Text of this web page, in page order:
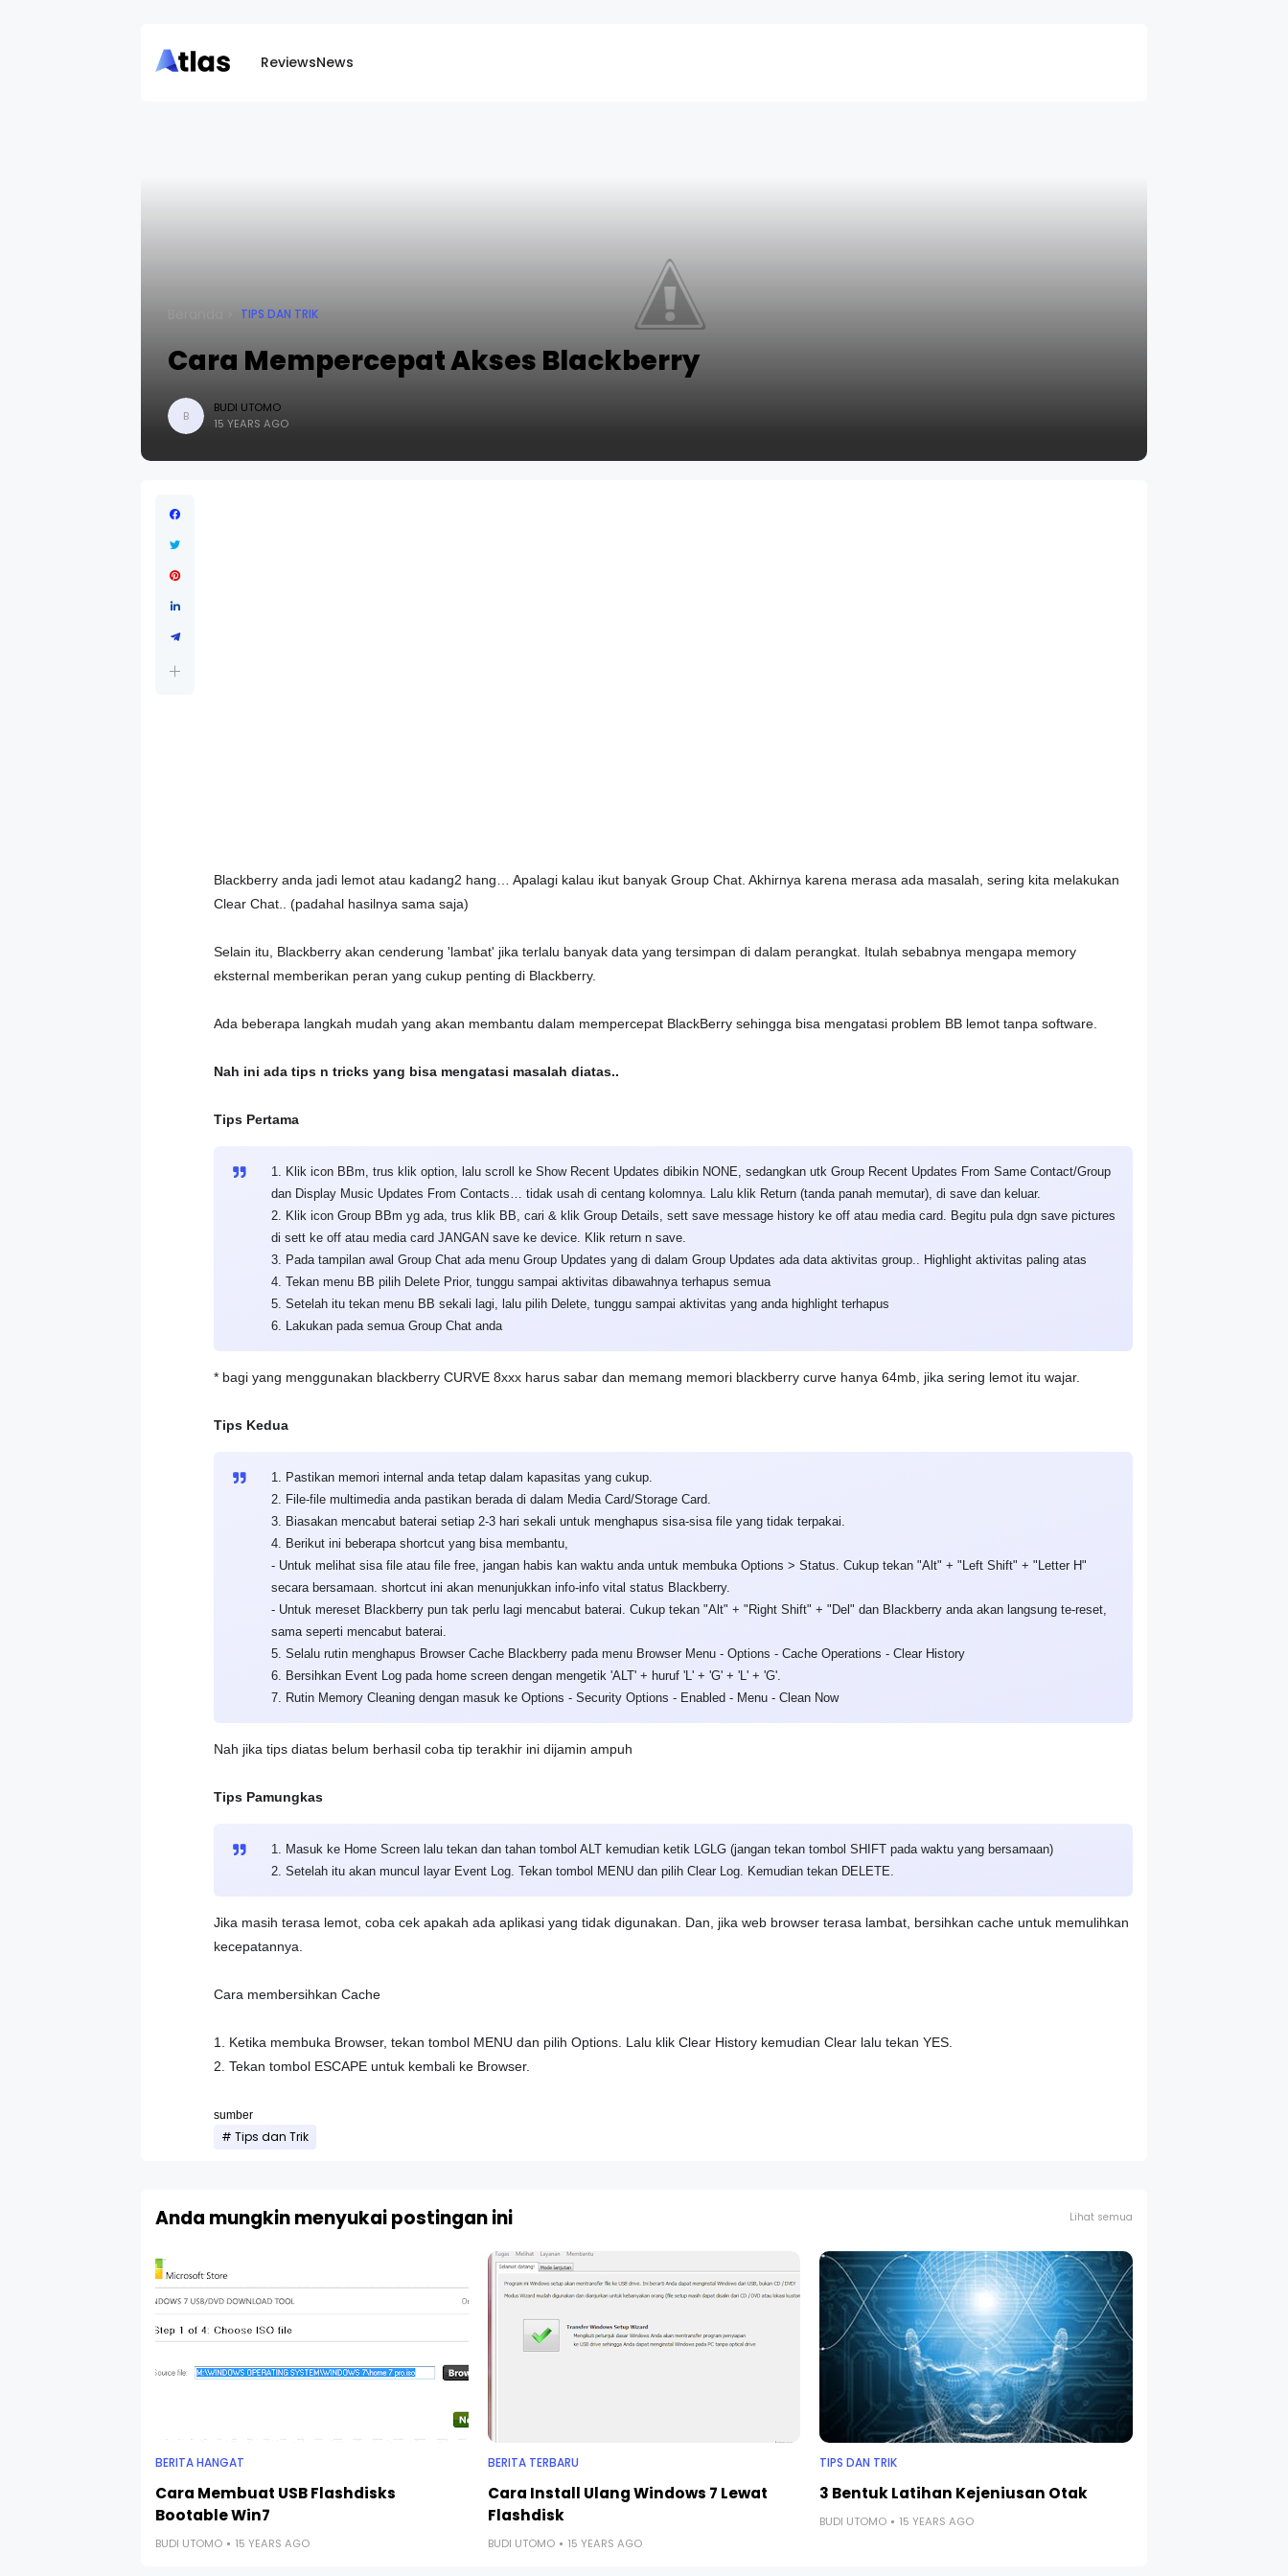
ReviewsNews
TIPS DAN TRIK
Cara Mempercepat Akses Blackberry
B
BUDI UTOMO
15 YEARS AGO
Blackberry anda jadi lemot atau kadang2 hang… Apalagi kalau ikut banyak Group Chat. Akhirnya karena merasa ada masalah, sering kita melakukan
Clear Chat.. (padahal hasilnya sama saja)
Selain itu, Blackberry akan cenderung 'lambat' jika terlalu banyak data yang tersimpan di dalam perangkat. Itulah sebabnya mengapa memory
eksternal memberikan peran yang cukup penting di Blackberry.
Ada beberapa langkah mudah yang akan membantu dalam mempercepat BlackBerry sehingga bisa mengatasi problem BB lemot tanpa software.
Nah ini ada tips n tricks yang bisa mengatasi masalah diatas..
Tips Pertama
1. Klik icon BBm, trus klik option, lalu scroll ke Show Recent Updates dibikin NONE, sedangkan utk Group Recent Updates From Same Contact/Group
dan Display Music Updates From Contacts… tidak usah di centang kolomnya. Lalu klik Return (tanda panah memutar), di save dan keluar.
2. Klik icon Group BBm yg ada, trus klik BB, cari & klik Group Details, sett save message history ke off atau media card. Begitu pula dgn save pictures
di sett ke off atau media card JANGAN save ke device. Klik return n save.
3. Pada tampilan awal Group Chat ada menu Group Updates yang di dalam Group Updates ada data aktivitas group.. Highlight aktivitas paling atas
4. Tekan menu BB pilih Delete Prior, tunggu sampai aktivitas dibawahnya terhapus semua
5. Setelah itu tekan menu BB sekali lagi, lalu pilih Delete, tunggu sampai aktivitas yang anda highlight terhapus
6. Lakukan pada semua Group Chat anda
* bagi yang menggunakan blackberry CURVE 8xxx harus sabar dan memang memori blackberry curve hanya 64mb, jika sering lemot itu wajar.
Tips Kedua
1. Pastikan memori internal anda tetap dalam kapasitas yang cukup.
2. File-file multimedia anda pastikan berada di dalam Media Card/Storage Card.
3. Biasakan mencabut baterai setiap 2-3 hari sekali untuk menghapus sisa-sisa file yang tidak terpakai.
4. Berikut ini beberapa shortcut yang bisa membantu,
- Untuk melihat sisa file atau file free, jangan habis kan waktu anda untuk membuka Options > Status. Cukup tekan "Alt" + "Left Shift" + "Letter H"
secara bersamaan. shortcut ini akan menunjukkan info-info vital status Blackberry.
- Untuk mereset Blackberry pun tak perlu lagi mencabut baterai. Cukup tekan "Alt" + "Right Shift" + "Del" dan Blackberry anda akan langsung te-reset,
sama seperti mencabut baterai.
5. Selalu rutin menghapus Browser Cache Blackberry pada menu Browser Menu - Options - Cache Operations - Clear History
6. Bersihkan Event Log pada home screen dengan mengetik 'ALT' + huruf 'L' + 'G' + 'L' + 'G'.
7. Rutin Memory Cleaning dengan masuk ke Options - Security Options - Enabled - Menu - Clean Now
Nah jika tips diatas belum berhasil coba tip terakhir ini dijamin ampuh
Tips Pamungkas
1. Masuk ke Home Screen lalu tekan dan tahan tombol ALT kemudian ketik LGLG (jangan tekan tombol SHIFT pada waktu yang bersamaan)
2. Setelah itu akan muncul layar Event Log. Tekan tombol MENU dan pilih Clear Log. Kemudian tekan DELETE.
Jika masih terasa lemot, coba cek apakah ada aplikasi yang tidak digunakan. Dan, jika web browser terasa lambat, bersihkan cache untuk memulihkan
kecepatannya.
Cara membersihkan Cache
1. Ketika membuka Browser, tekan tombol MENU dan pilih Options. Lalu klik Clear History kemudian Clear lalu tekan YES.
2. Tekan tombol ESCAPE untuk kembali ke Browser.
sumber
Tips dan Trik
Anda mungkin menyukai postingan ini Lihat semua
BERITA HANGAT
Cara Membuat USB Flashdisks
Bootable Win7
BUDI UTOMO 15 YEARS AGO
BERITA TERBARU
Cara Install Ulang Windows 7 Lewat
Flashdisk
BUDI UTOMO 15 YEARS AGO
TIPS DAN TRIK
3 Bentuk Latihan Kejeniusan Otak
BUDI UTOMO 15 YEARS AGO